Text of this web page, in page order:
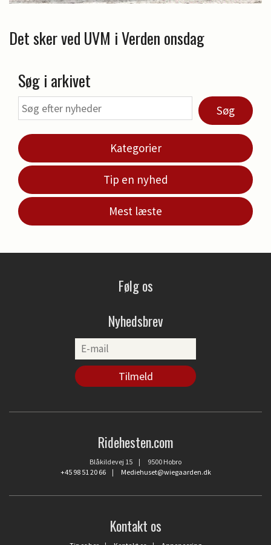
Det sker ved UVM i Verden onsdag
Søg i arkivet
Søg
Kategorier
Tip en nyhed
Mest læste
Følg os
Nyhedsbrev
Ridehesten.com
Blåkildevej 15 | 9500 Hobro
+45 98 51 20 66| Mediehuset@wiegaarden.dk
Kontakt os